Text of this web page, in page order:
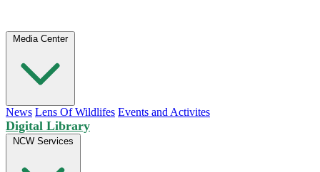
Media Center
News Lens Of Wildlifes Events and Activites
Digital Library
NCW Services